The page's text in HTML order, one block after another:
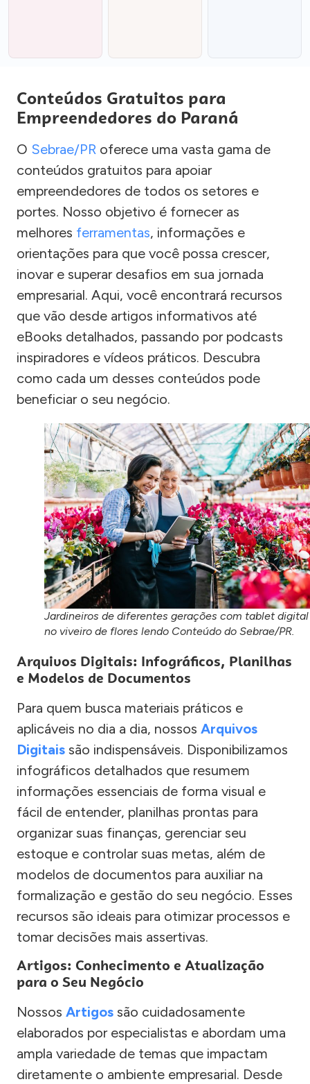
Conteúdos Gratuitos para
Empreendedores do Paraná
O Sebrae/PR oferece uma vasta gama de
conteúdos gratuitos para apoiar
empreendedores de todos os setores e
portes. Nosso objetivo é fornecer as
melhores ferramentas, informações e
orientações para que você possa crescer,
inovar e superar desafios em sua jornada
empresarial. Aqui, você encontrará recursos
que vão desde artigos informativos até
eBooks detalhados, passando por podcasts
inspiradores e vídeos práticos. Descubra
como cada um desses conteúdos pode
beneficiar o seu negócio.
Jardineiros de diferentes gerações com tablet digital
no viveiro de flores lendo Conteúdo do Sebrae/PR.
Arquivos Digitais: Infográficos, Planilhas
e Modelos de Documentos
Para quem busca materiais práticos e
aplicáveis no dia a dia, nossos Arquivos
Digitais são indispensáveis. Disponibilizamos
infográficos detalhados que resumem
informações essenciais de forma visual e
fácil de entender, planilhas prontas para
organizar suas finanças, gerenciar seu
estoque e controlar suas metas, além de
modelos de documentos para auxiliar na
formalização e gestão do seu negócio. Esses
recursos são ideais para otimizar processos e
tomar decisões mais assertivas.
Artigos: Conhecimento e Atualização
para o Seu Negócio
Nossos Artigos são cuidadosamente
elaborados por especialistas e abordam uma
ampla variedade de temas que impactam
diretamente o ambiente empresarial. Desde